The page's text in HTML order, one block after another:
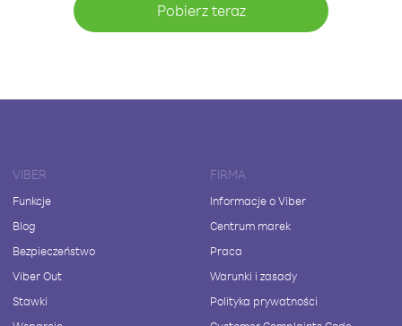
Pobierz teraz
VIBER
Funkcje
Blog
Bezpieczeństwo
Viber Out
Stawki
FIRMA
Informacje o Viber
Centrum marek
Praca
Warunki i zasady
Polityka prywatności